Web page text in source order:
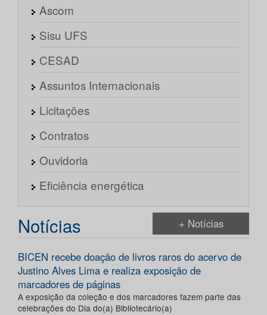
Ascom
Sisu UFS
CESAD
Assuntos Internacionais
Licitações
Contratos
Ouvidoria
Eficiência energética
Notícias + Notícias
BICEN recebe doação de livros raros do acervo de
Justino Alves Lima e realiza exposição de
marcadores de páginas
A exposição da coleção e dos marcadores fazem parte das
celebrações do Dia do(a) Bibliotecário(a)